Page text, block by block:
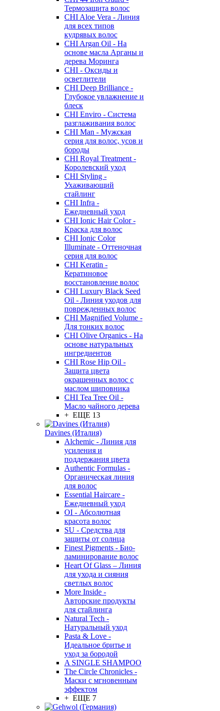
Термозащита волос
CHI Aloe Vera - Линия
для всех типов
кудрявых волос
CHI Argan Oil - На
основе масла Арганы и
дерева Моринга
CHI - Оксиды и
осветлители
CHI Deep Brilliance -
Глубокое увлажнение и
блеск
CHI Enviro - Система
разглаживания волос
CHI Man - Мужская
серия для волос, усов и
бороды
CHI Royal Treatment -
Королевский уход
CHI Styling -
Ухаживающий
стайлинг
CHI Infra -
Ежедневный уход
CHI Ionic Hair Color -
Краска для волос
CHI Ionic Color
Illuminate - Оттеночная
серия для волос
CHI Keratin -
Кератиновое
восстановление волос
CHI Luxury Black Seed
Oil - Линия уходов для
поврежденных волос
CHI Magnified Volume -
Для тонких волос
CHI Olive Organics - На
основе натуральных
ингредиентов
CHI Rose Hip Oil -
Защита цвета
окрашенных волос с
маслом шиповника
CHI Tea Tree Oil -
Масло чайного дерева
+ ЕЩЕ 13
Davines (Италия)
Alchemic - Линия для
усиления и
поддержания цвета
Authentic Formulas -
Органическая линия
для волос
Essential Haircare -
Eжедневный уход
OI - Абсолютная
красота волос
SU - Средства для
защиты от солнца
Finest Pigments - Био-
ламинирование волос
Heart Of Glass – Линия
для ухода и сияния
светлых волос
More Inside -
Авторские продукты
для стайлинга
Natural Tech -
Натуральный уход
Pasta & Love -
Идеальное бритье и
уход за бородой
A SINGLE SHAMPOO
The Circle Chronicles -
Маски с мгновенным
эффектом
+ ЕЩЕ 7